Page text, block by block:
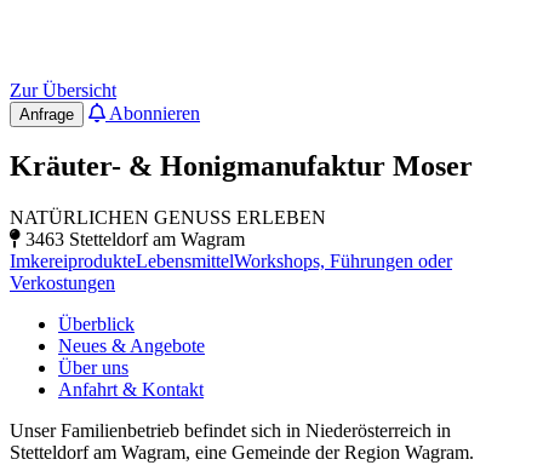
Zur Übersicht
Anfrage Abonnieren
Kräuter- & Honigmanufaktur Moser
NATÜRLICHEN GENUSS ERLEBEN
3463 Stetteldorf am Wagram
ImkereiprodukteLebensmittelWorkshops, Führungen oder
Verkostungen
Überblick
Neues & Angebote
Über uns
Anfahrt & Kontakt
Unser Familienbetrieb befindet sich in Niederösterreich in
Stetteldorf am Wagram, eine Gemeinde der Region Wagram.